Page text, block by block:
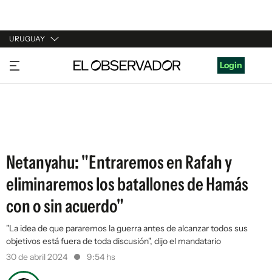
URUGUAY
URUGUAY
ARGENTINA
Login
Netanyahu: "Entraremos en Rafah y
eliminaremos los batallones de Hamás
con o sin acuerdo"
"La idea de que pararemos la guerra antes de alcanzar todos sus
objetivos está fuera de toda discusión", dijo el mandatario
30 de abril 2024
9:54 hs